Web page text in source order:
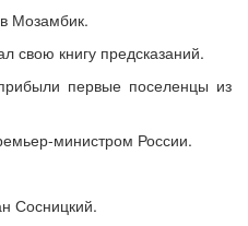
Мозамбик.
свою книгу предсказаний.
первые поселенцы из
министром России.
Сосницкий.